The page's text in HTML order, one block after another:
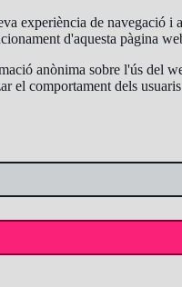
experiència de navegació i
d'aquesta pàgina
anònima sobre l'ús del
el comportament dels